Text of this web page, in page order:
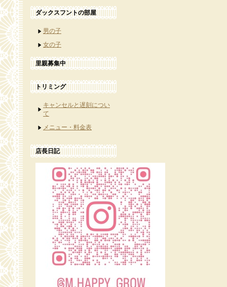
ダックスフントの部屋
男の子
女の子
里親募集中
トリミング
キャンセルと遅刻につい
て
メニュー・料金表
店長日記